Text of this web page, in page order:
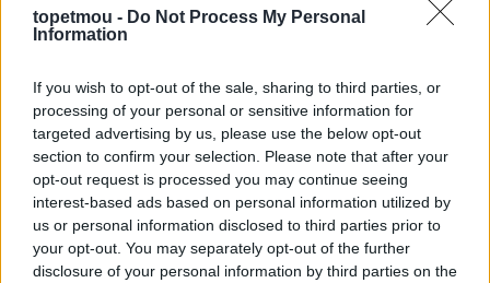
topetmou - Do Not Process My Personal
Information
If you wish to opt-out of the sale, sharing to third parties, or
processing of your personal or sensitive information for
targeted advertising by us, please use the below opt-out
section to confirm your selection. Please note that after your
opt-out request is processed you may continue seeing
interest-based ads based on personal information utilized by
us or personal information disclosed to third parties prior to
your opt-out. You may separately opt-out of the further
disclosure of your personal information by third parties on the